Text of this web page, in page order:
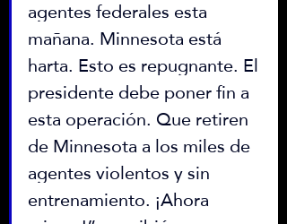
agentes federales esta
mañana. Minnesota está
harta. Esto es repugnante. El
presidente debe poner fin a
esta operación. Que retiren
de Minnesota a los miles de
agentes violentos y sin
entrenamiento. ¡Ahora